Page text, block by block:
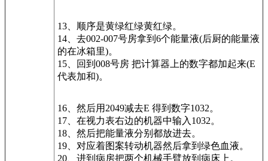
13、顺序是黄绿红绿黄红绿。
14、去002-007号房拿到6个能量液(后厨的能量液
的在冰箱里)。
15、回到008号房 把计算器上的数字都加起来(E
代表加和)。
16、然后用2049减去E 得到数字1032。
17、在视力表右边的机器中输入1032。
18、然后把能量液分别都放进去。
19、对应着图案转动机器然后拿到绿色血液。
20、进到病房把两个机械手臂放到病床上。